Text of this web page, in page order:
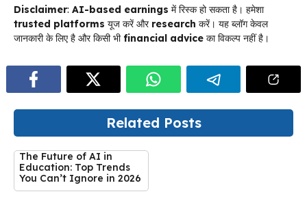
Disclaimer: AI-based earnings में रिस्क हो सकता है। हमेशा
trusted platforms यूज करें और research करें। यह ब्लॉग केवल
जानकारी के लिए है और किसी भी financial advice का विकल्प नहीं है।
Related Posts
The Future of AI in
Education: Top Trends
You Can’t Ignore in 2026